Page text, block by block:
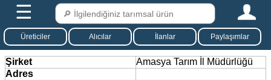
☰
Üreticiler Alıcılar İlanlar Paylaşımlar
Şirket
Amasya Tarım İl Müdürlüğü
Adres